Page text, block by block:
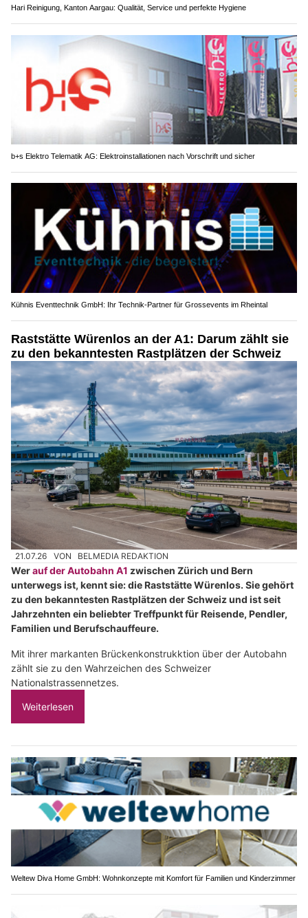
Hari Reinigung, Kanton Aargau: Qualität, Service und perfekte Hygiene
b+s Elektro Telematik AG: Elektroinstallationen nach Vorschrift und sicher
Kühnis Eventtechnik GmbH: Ihr Technik-Partner für Grossevents im Rheintal
Raststätte Würenlos an der A1: Darum zählt sie
zu den bekanntesten Rastplätzen der Schweiz
21.07.26 VON BELMEDIA REDAKTION
Werauf der Autobahn A1 zwischen Zürich und Bern
unterwegs ist, kennt sie: die Raststätte Würenlos. Sie gehört
zu den bekanntesten Rastplätzen der Schweiz und ist seit
Jahrzehnten ein beliebter Treffpunkt für Reisende, Pendler,
Familien und Berufschauffeure.
Mit ihrer markanten Brückenkonstrukktion über der Autobahn
zählt sie zu den Wahrzeichen des Schweizer
Nationalstrassennetzes.
Weiterlesen
Weltew Diva Home GmbH: Wohnkonzepte mit Komfort für Familien und Kinderzimmer